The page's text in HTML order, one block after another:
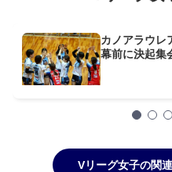
カノアラウレ
幕前に決起集
Vリーグ女子の関